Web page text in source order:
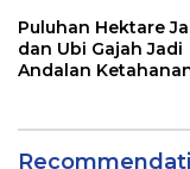
Puluhan Hektare
dan Ubi Gajah Jadi
Andalan